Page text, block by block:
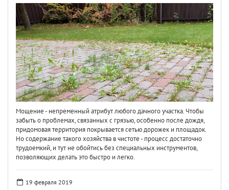
Мощение - непременный атрибут любого дачного участка. Чтобы
забыть о проблемах, связанных с грязью, особенно после дождя,
придомовая территория покрывается сетью дорожек и площадок.
Но содержание такого хозяйства в чистоте - процесс достаточно
трудоемкий, и тут не обойтись без специальных инструментов,
позволяющих делать это быстро и легко.
19 февраля 2019